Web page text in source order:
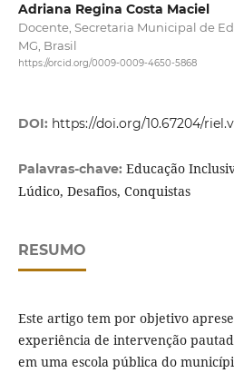
Adriana Regina Costa Maciel
Docente, Secretaria Municipal de
MG, Brasil
https://orcid.org/0009-0009-4650-5868
DOI: https://doi.org/10.67204/
Palavras-chave: Educação
Lúdico, Desafios, Conquistas
RESUMO
Este artigo tem por objetivo
experiência de intervenção
em uma escola pública do